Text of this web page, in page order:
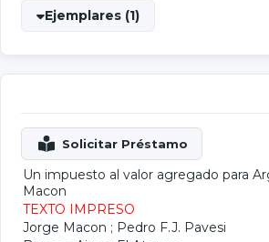
Ejemplares (1)
Un impuesto al valor agregado para
Macon
TEXTO IMPRESO
Jorge Macon ; Pedro F.J. Pavesi